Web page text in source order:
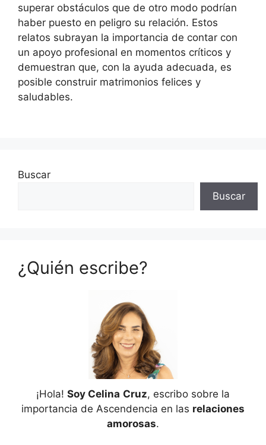
superar obstáculos que de otro modo podrían
haber puesto en peligro su relación. Estos
relatos subrayan la importancia de contar con
un apoyo profesional en momentos críticos y
demuestran que, con la ayuda adecuada, es
posible construir matrimonios felices y
saludables.
Buscar
Buscar
¿Quién escribe?
¡Hola! Soy Celina Cruz, escribo sobre la
importancia de Ascendencia en las relaciones
amorosas.